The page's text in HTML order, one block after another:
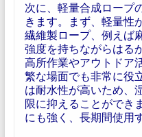
次に、軽量合成ロープ
きます。まず、軽量性
繊維製ロープ、例えば
強度を持ちながらはる
高所作業やアウトドア
繁な場面でも非常に役
は耐水性が高いため、
限に抑えることができ
にも強く、長期間使用